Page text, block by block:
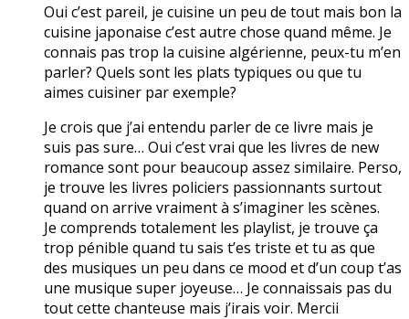
Oui c’est pareil, je cuisine un peu de tout mais bon la
cuisine japonaise c’est autre chose quand même. Je
connais pas trop la cuisine algérienne, peux-tu m’en
parler? Quels sont les plats typiques ou que tu
aimes cuisiner par exemple?
Je crois que j’ai entendu parler de ce livre mais je
suis pas sure… Oui c’est vrai que les livres de new
romance sont pour beaucoup assez similaire. Perso,
je trouve les livres policiers passionnants surtout
quand on arrive vraiment à s’imaginer les scènes.
Je comprends totalement les playlist, je trouve ça
trop pénible quand tu sais t’es triste et tu as que
des musiques un peu dans ce mood et d’un coup t’as
une musique super joyeuse… Je connaissais pas du
tout cette chanteuse mais j’irais voir. Mercii